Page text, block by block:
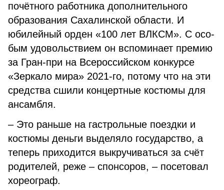
почётного работника до­полнительного
образования Са­халинской области. И
юбилейный орден «100 лет ВЛКСМ». С осо­
бым удовольствием он вспоми­нает премию
за Гран-при на Все­российском конкурсе
«Зеркало мира» 2021-го, потому что на эти
средства сшили концертные ко­стюмы для
ансамбля.
– Это раньше на гастрольные поездки и
костюмы деньги выде­ляло государство, а
теперь при­ходится выкручиваться за счёт
родителей, реже – спонсоров, – посетовал
хореограф.